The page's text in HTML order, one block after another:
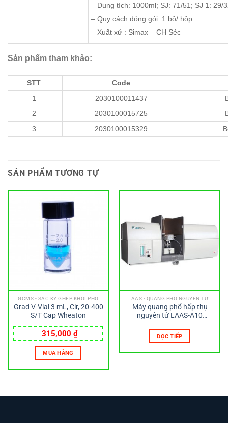
– Dung tích: 1000ml; SJ: 71/51; SJ 1: 29/
– Quy cách đóng gói: 1 bộ/ hộp
– Xuất xứ : Simax – CH Séc
Sản phẩm tham khảo:
STT
Code
1
2030100011437
2
2030100015725
3
2030100015329
SẢN PHẨM TƯƠNG TỰ
GCMS - SẮC KÝ GHÉP KHỐI PHỔ
Grad V-Vial 3 mL, Clr, 20-400
S/T Cap Wheaton
315,000 ₫
MUA HÀNG
AAS - QUANG PHỔ NGUYÊN TỬ
Máy quang phổ hấp thụ
nguyên tử LAAS-A10
ĐỌC TIẾP